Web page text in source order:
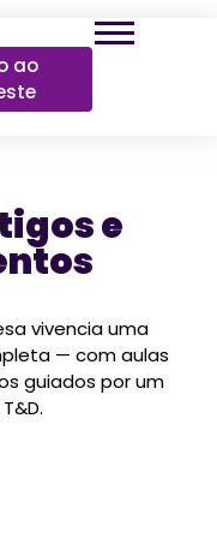
ao
e
vivencia uma
— com aulas
guiados por um